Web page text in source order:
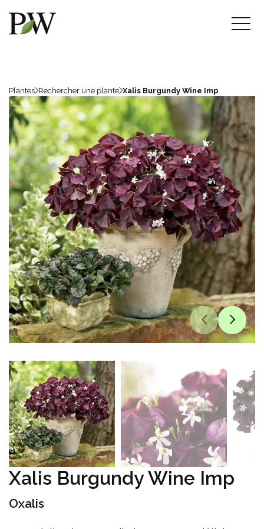
Plantes Rechercher une plante Xalis Burgundy Wine Imp
Xalis Burgundy Wine Imp
Oxalis